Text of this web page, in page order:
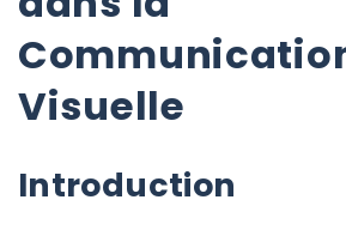
Visuelle
Introduction